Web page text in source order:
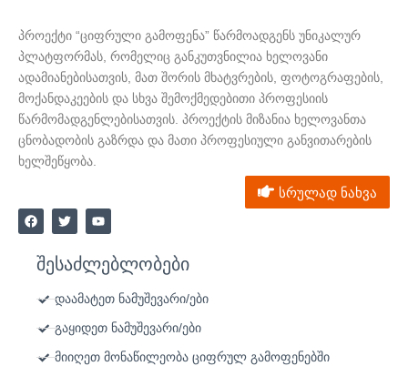
პროექტი “ციფრული გამოფენა” წარმოადგენს უნიკალურ
პლატფორმას, რომელიც განკუთვნილია ხელოვანი
ადამიანებისათვის, მათ შორის მხატვრების, ფოტოგრაფების,
მოქანდაკეების და სხვა შემოქმედებითი პროფესიის
წარმომადგენლებისათვის. პროექტის მიზანია ხელოვანთა
ცნობადობის გაზრდა და მათი პროფესიული განვითარების
ხელშეწყობა.
სრულად ნახვა
F
a
c
e
b
k
T
w
i
t
Y
o
u
u
b
შესაძლებლობები
დაამატეთ ნამუშევარი/ები
გაყიდეთ ნამუშევარი/ები
მიიღეთ მონაწილეობა ციფრულ გამოფენებში